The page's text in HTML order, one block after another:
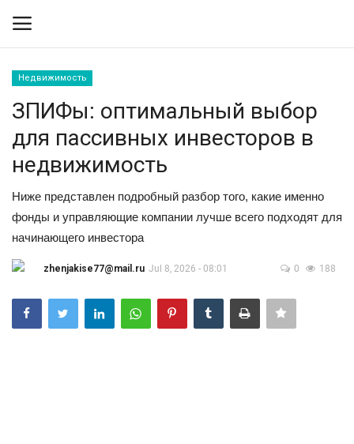
Контакты
Правила размещения
Политика
Экономика
Технологии
Недвижимость
ЗПИФы: оптимальный выбор
для пассивных инвесторов в
недвижимость
Ниже представлен подробный разбор того, какие именно
фонды и управляющие компании лучше всего подходят для
начинающего инвестора
zhenjakise77@mail.ru Jul 8, 2026 - 08:01 0 188